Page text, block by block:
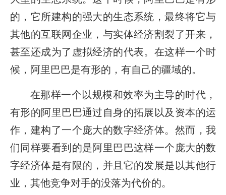
的，它所建构的强大的生态系统，最终将它与
其他的互联网企业，与实体经济割裂了开来，
甚至还成为了虚拟经济的代表。在这样一个时
候，阿里巴巴是有形的，有自己的疆域的。
在那样一个以规模和效率为主导的时代，
有形的阿里巴巴通过自身的拓展以及资本的运
作，建构了一个庞大的数字经济体。然而，我
们同样要看到的是阿里巴巴这样一个庞大的数
字经济体是有限的，并且它的发展是以其他行
业，其他竞争对手的没落为代价的。